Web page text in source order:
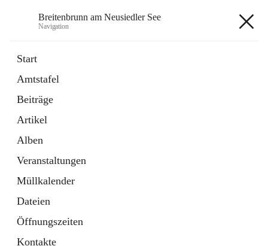
Breitenbrunn am Neusiedler See
Navigation
Start
Amtstafel
Beiträge
Artikel
Alben
Veranstaltungen
Müllkalender
Dateien
Öffnungszeiten
Kontakte
18 Schnellzugriffe
Gemeindeservice